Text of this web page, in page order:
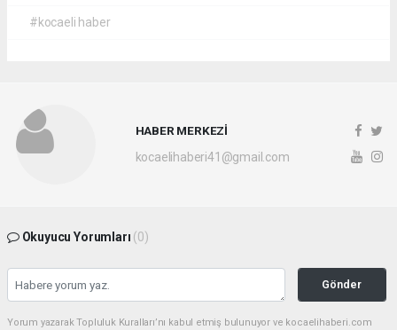
#kocaeli haber
HABER MERKEZİ
kocaelihaberi41@gmail.com
Okuyucu Yorumları (0)
Gönder
Yorum yazarak Topluluk Kuralları’nı kabul etmiş bulunuyor ve kocaelihaberi.com